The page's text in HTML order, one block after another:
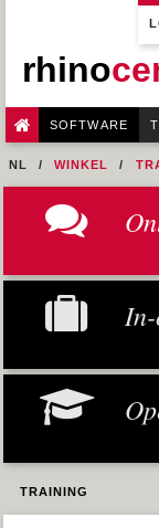
rhino
SOFTWARE
NL WINKEL
3- HOW TO LEARN
TRAINING